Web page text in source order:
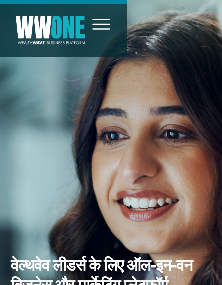
वेल्थवेव लीडर्स के लिए ऑल-इन-वन